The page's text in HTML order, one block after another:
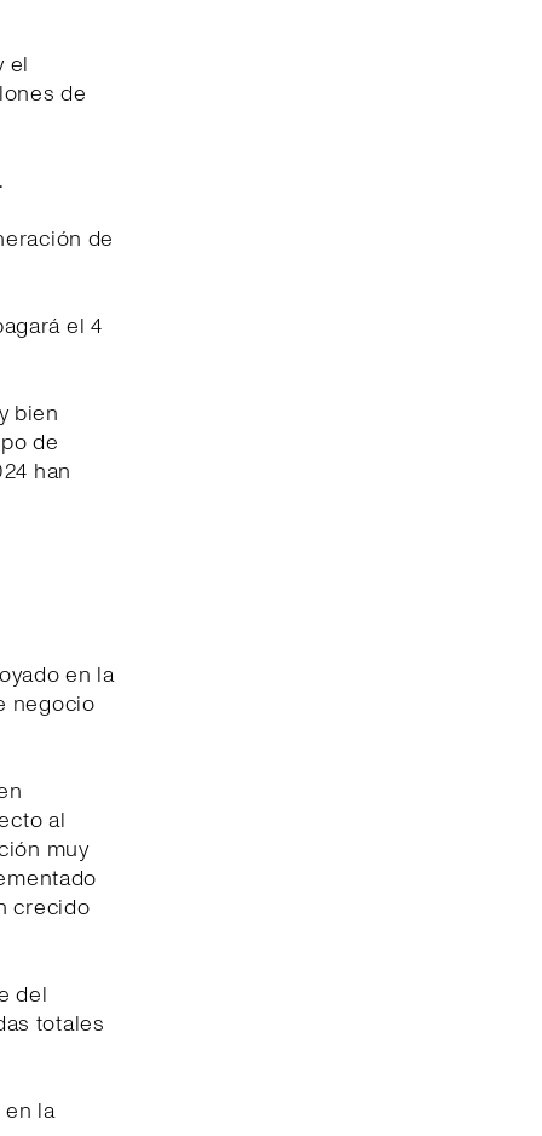
el
de
de
el 4
bien
de
han
en la
negocio
al
muy
crecido
del
totales
en la